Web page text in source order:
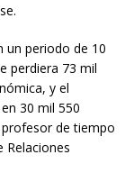
un periodo de 10
perdiera 73 mil
y el
30 mil 550
de tiempo
Relaciones